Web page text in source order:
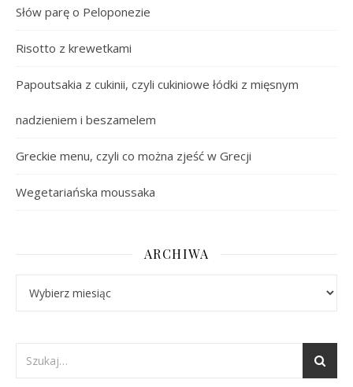
Słów parę o Peloponezie
Risotto z krewetkami
Papoutsakia z cukinii, czyli cukiniowe łódki z mięsnym
nadzieniem i beszamelem
Greckie menu, czyli co można zjeść w Grecji
Wegetariańska moussaka
ARCHIWA